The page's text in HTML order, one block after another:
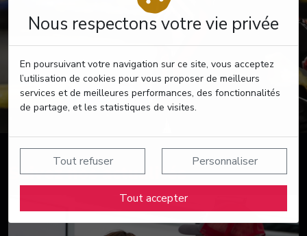
Nous respectons votre vie privée
En poursuivant votre navigation sur ce site, vous acceptez
l’utilisation de cookies pour vous proposer de meilleurs
services et de meilleures performances, des fonctionnalités
de partage, et les statistiques de visites.
Tout refuser Personnaliser
Tout accepter
Suivez nos actualités